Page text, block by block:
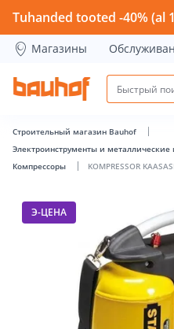
KOMPRESSOR
Tuhanded tooted -40% (al
Магазины
Строительный магазин Bauhof
Электроинструменты и металлические
Компрессоры
KOMPRESSOR
Э-ЦЕНА